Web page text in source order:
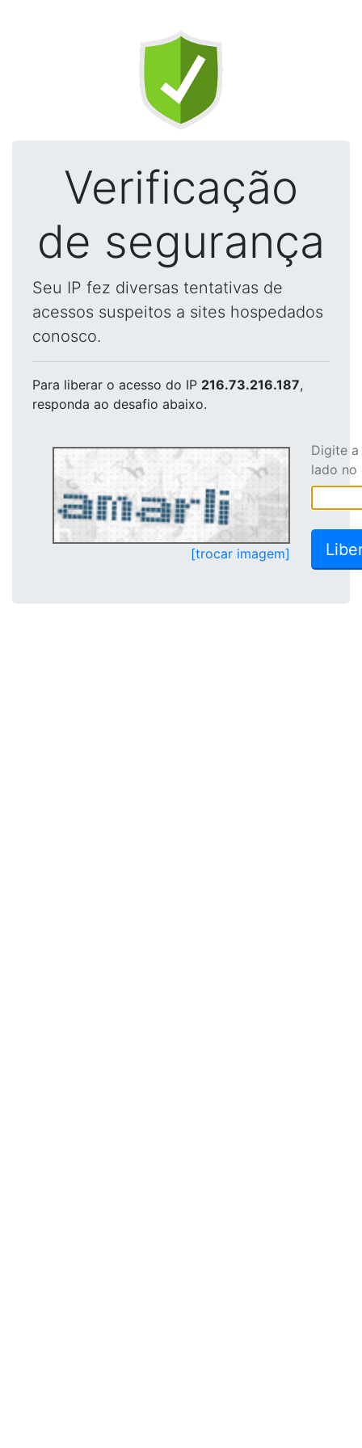
Verificação
de segurança
Seu IP fez diversas tentativas de
acessos suspeitos a sites hospedados
conosco.
Para liberar o acesso do IP 216.73.216.187,
responda ao desafio abaixo.
[trocar imagem]
Digite
lado no